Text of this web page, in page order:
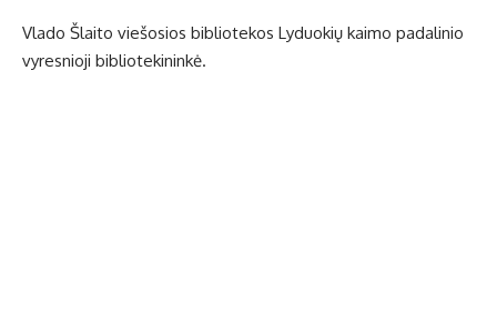
Vla­do Šlai­to vie­šo­sios bib­lio­te­kos Ly­duo­kių kai­mo pa­da­li­nio
vy­res­nio­ji bib­lio­te­ki­nin­kė.